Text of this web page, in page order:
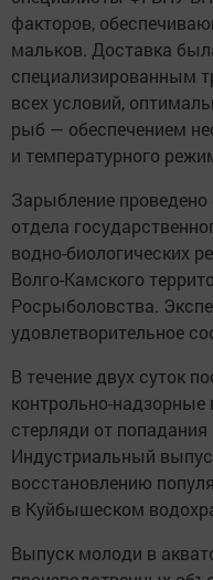
факторов,
мальков. Доставка
специализированным
всех условий,
рыб — обеспечением
и температурного
Зарыбление
отдела
водно-биологических
Волго-Камского
Росрыболовства.
удовлетворительное
В течение двух суток
контрольно-
стерляди от попадания
Индустриальный
восстановлению
в Куйбышеском
Выпуск молоди в